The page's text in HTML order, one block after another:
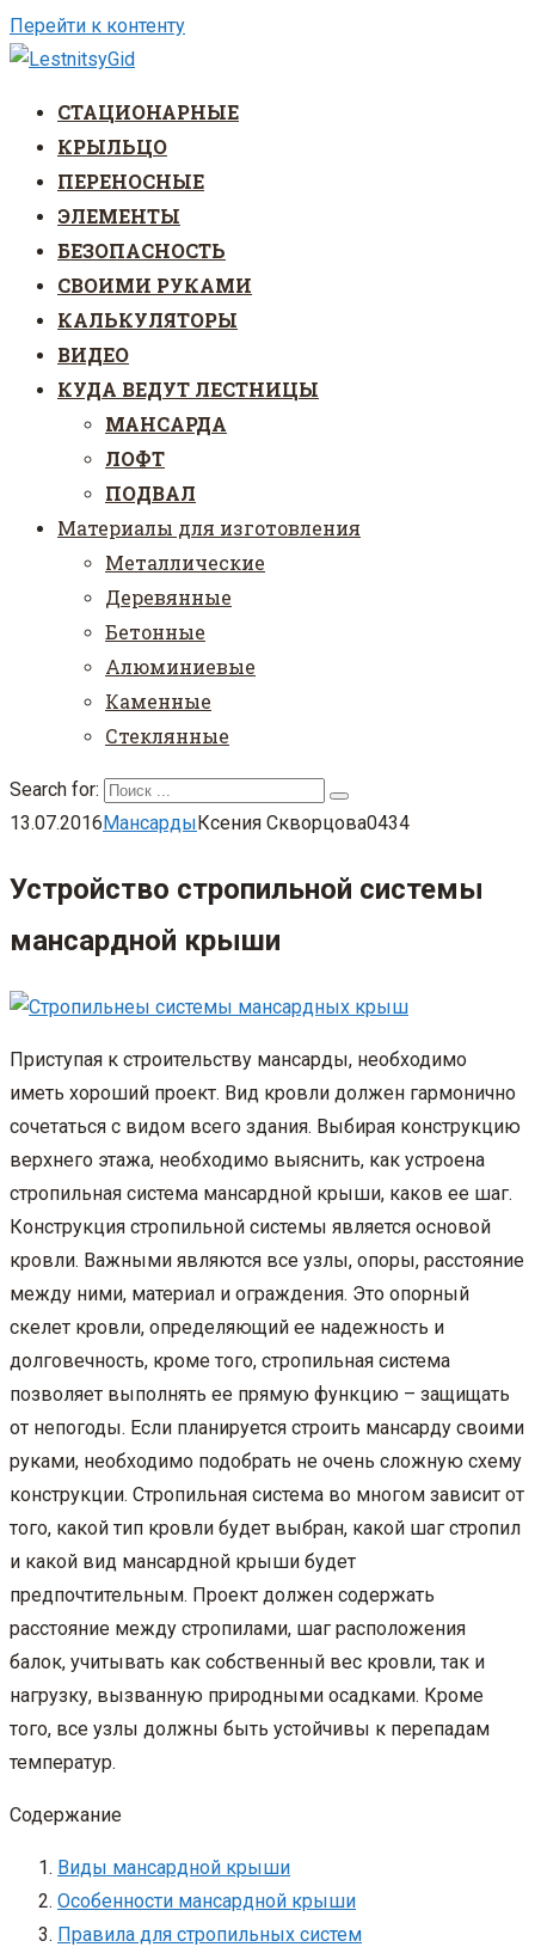
Перейти к контенту
СТАЦИОНАРНЫЕ
КРЫЛЬЦО
ПЕРЕНОСНЫЕ
ЭЛЕМЕНТЫ
БЕЗОПАСНОСТЬ
СВОИМИ РУКАМИ
КАЛЬКУЛЯТОРЫ
ВИДЕО
КУДА ВЕДУТ ЛЕСТНИЦЫ
МАНСАРДА
ЛОФТ
ПОДВАЛ
Материалы для изготовления
Металлические
Деревянные
Бетонные
Алюминиевые
Каменные
Стеклянные
Search for:
13.07.2016МансардыКсения Скворцова0434
Устройство стропильной системы
мансардной крыши
Приступая к строительству мансарды, необходимо
иметь хороший проект. Вид кровли должен гармонично
сочетаться с видом всего здания. Выбирая конструкцию
верхнего этажа, необходимо выяснить, как устроена
стропильная система мансардной крыши, каков ее шаг.
Конструкция стропильной системы является основой
кровли. Важными являются все узлы, опоры, расстояние
между ними, материал и ограждения. Это опорный
скелет кровли, определяющий ее надежность и
долговечность, кроме того, стропильная система
позволяет выполнять ее прямую функцию – защищать
от непогоды. Если планируется строить мансарду своими
руками, необходимо подобрать не очень сложную схему
конструкции. Стропильная система во многом зависит от
того, какой тип кровли будет выбран, какой шаг стропил
и какой вид мансардной крыши будет
предпочтительным. Проект должен содержать
расстояние между стропилами, шаг расположения
балок, учитывать как собственный вес кровли, так и
нагрузку, вызванную природными осадками. Кроме
того, все узлы должны быть устойчивы к перепадам
температур.
Содержание
Виды мансардной крыши
Особенности мансардной крыши
Правила для стропильных систем